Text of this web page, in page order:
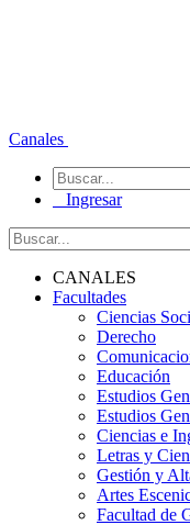
Canales
Ingresar
CANALES
Facultades
Ciencias
Derecho
Educación
Estudios
Estudios
Ciencias e
Letras y
Gestión y
Artes
Facultad de